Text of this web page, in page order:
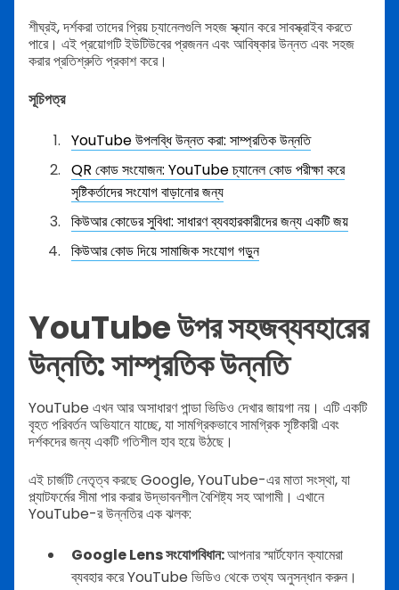
শীঘ্রই, দর্শকরা তাদের প্রিয় চ্যানেলগুলি সহজ স্ক্যান করে সাবস্ক্রাইব করতে
পারে। এই প্রয়োগটি ইউটিউবের প্রজনন এবং আবিষ্কার উন্নত এবং সহজ
করার প্রতিশ্রুতি প্রকাশ করে।
সূচিপত্র
YouTube উপলব্ধি উন্নত করা: সাম্প্রতিক উন্নতি
QR কোড সংযোজন: YouTube চ্যানেল কোড পরীক্ষা করে
সৃষ্টিকর্তাদের সংযোগ বাড়ানোর জন্য
কিউআর কোডের সুবিধা: সাধারণ ব্যবহারকারীদের জন্য একটি জয়
কিউআর কোড দিয়ে সামাজিক সংযোগ গড়ুন
YouTube উপর সহজব্যবহারের
উন্নতি: সাম্প্রতিক উন্নতি
YouTube এখন আর অসাধারণ পান্ডা ভিডিও দেখার জায়গা নয়। এটি একটি
বৃহত পরিবর্তন অভিযানে যাচ্ছে, যা সামগ্রিকভাবে সামগ্রিক সৃষ্টিকারী এবং
দর্শকদের জন্য একটি গতিশীল হাব হয়ে উঠছে।
এই চার্জটি নেতৃত্ব করছে Google, YouTube-এর মাতা সংস্থা, যা
প্ল্যাটফর্মের সীমা পার করার উদ্ভাবনশীল বৈশিষ্ট্য সহ আগামী। এখানে
YouTube-র উন্নতির এক ঝলক:
Google Lens সংযোগবিধান:আপনার স্মার্টফোন ক্যামেরা
ব্যবহার করে YouTube ভিডিও থেকে তথ্য অনুসন্ধান করুন।